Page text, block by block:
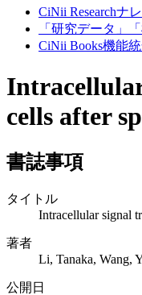
CiNii Researchナ
「研究データ」
CiNii Books機能
cells after
書誌事項
タイトル
Intracellular signal
著者
Li, Tanaka, Wang,
公開日